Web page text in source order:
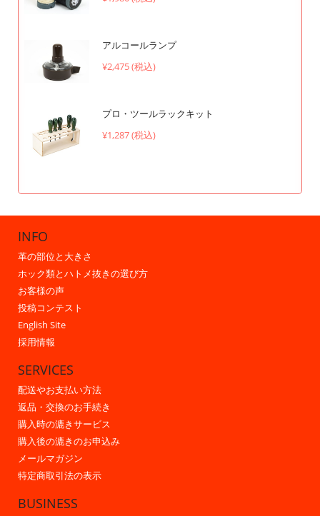
アルコールランプ
¥2,475 (税込)
プロ・ツールラックキット
¥1,287 (税込)
INFO
革の部位と大きさ
ホック類とハトメ抜きの選び方
お客様の声
投稿コンテスト
English Site
採用情報
SERVICES
配送やお支払い方法
返品・交換のお手続き
購入時の漉きサービス
購入後の漉きのお申込み
メールマガジン
特定商取引法の表示
BUSINESS